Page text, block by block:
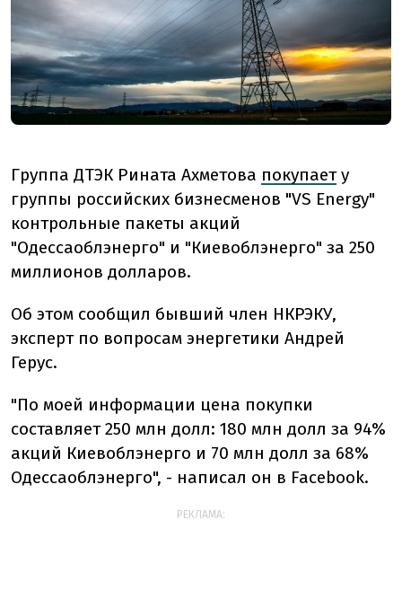
Группа ДТЭК Рината Ахметова покупаету
группы российских бизнесменов "VS Energy"
контрольные пакеты акций
"Одессаоблэнерго" и "Киевоблэнерго" за 250
миллионов долларов.
Об этом сообщил бывший член НКРЭКУ,
эксперт по вопросам энергетики Андрей
Герус.
"По моей информации цена покупки
составляет 250 млн долл: 180 млн долл за 94%
акций Киевоблэнерго и 70 млн долл за 68%
Одессаоблэнерго", - написал он в Facebook.
РЕКЛАМА: